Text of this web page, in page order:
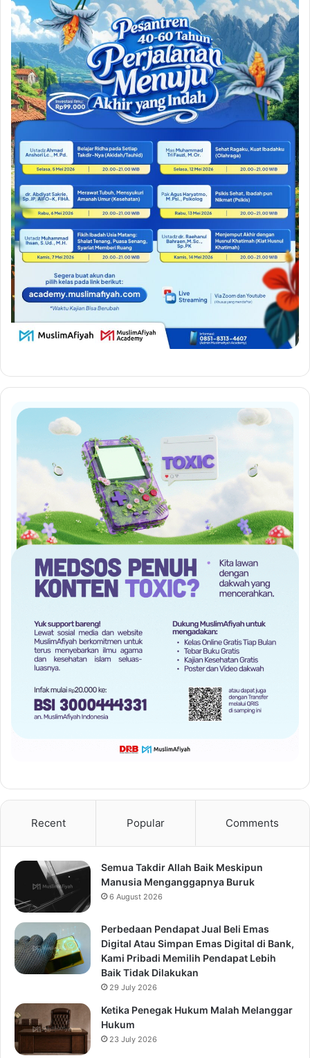
Recent Popular Comments
Semua Takdir Allah Baik Meskipun
Manusia Menganggapnya Buruk
6 August 2026
Perbedaan Pendapat Jual Beli Emas
Digital Atau Simpan Emas Digital di Bank,
Kami Pribadi Memilih Pendapat Lebih
Baik Tidak Dilakukan
29 July 2026
Ketika Penegak Hukum Malah Melanggar
Hukum
23 July 2026